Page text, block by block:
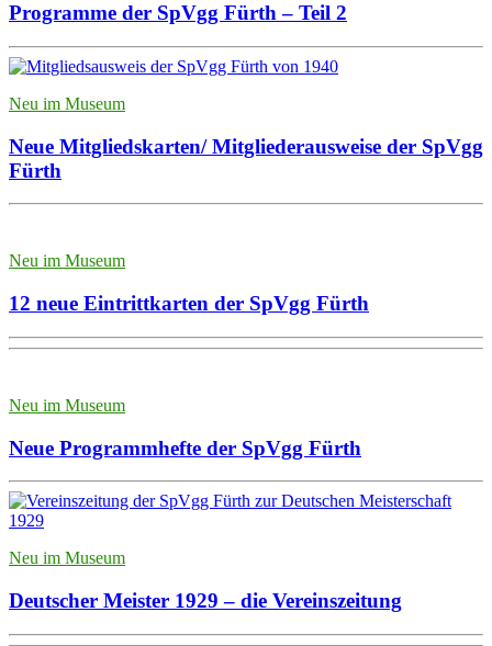
Programme der SpVgg Fürth – Teil 2
Neu im Museum
Neue Mitgliedskarten/ Mitgliederausweise der SpVgg
Fürth
Neu im Museum
12 neue Eintrittkarten der SpVgg Fürth
Neu im Museum
Neue Programmhefte der SpVgg Fürth
Neu im Museum
Deutscher Meister 1929 – die Vereinszeitung